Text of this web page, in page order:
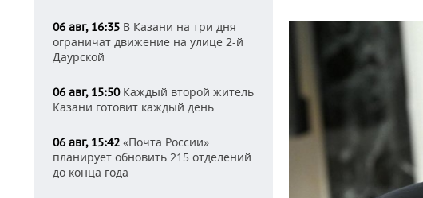
06 авг, 16:35 В Казани на три дня
ограничат движение на улице 2-й
Даурской
06 авг, 15:50Каждый второй житель
Казани готовит каждый день
06 авг, 15:42 «Почта России»
планирует обновить 215 отделений
до конца года